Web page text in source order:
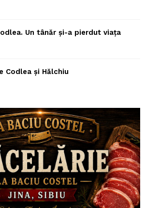
Un tânăr și-a pierdut viața
Codlea și Hălchiu